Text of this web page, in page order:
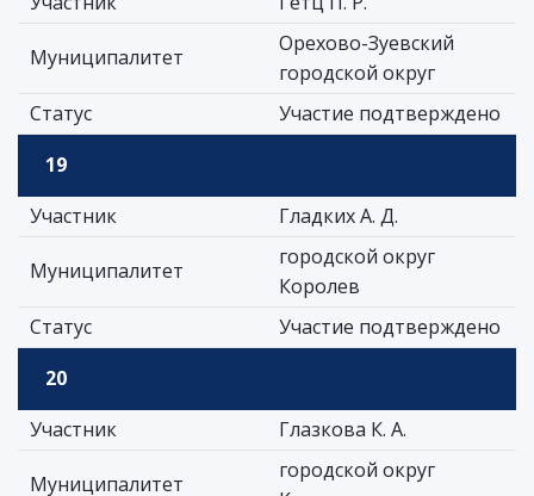
Муниципалитет
Орехово-Зуевский
городской округ
Статус
Участие подтверждено
19
Участник
Гладких А. Д.
Муниципалитет
городской округ
Королев
Статус
Участие подтверждено
20
Участник
Глазкова К. А.
Муниципалитет
городской округ